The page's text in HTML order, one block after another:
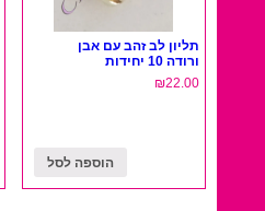
תליון לב זהב עם אבן
ורודה 10 יחידות
₪22.00
הוספה לסל